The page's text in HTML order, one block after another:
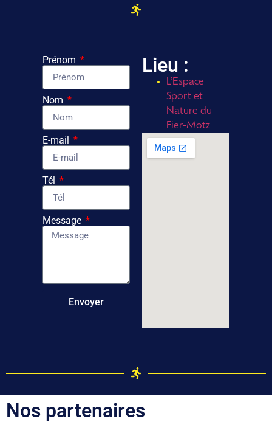
Prénom
Nom
E-mail
Tél
Message
Envoyer
Lieu :
L’Espace
Sport et
Nature du
Fier-Motz
Nos partenaires